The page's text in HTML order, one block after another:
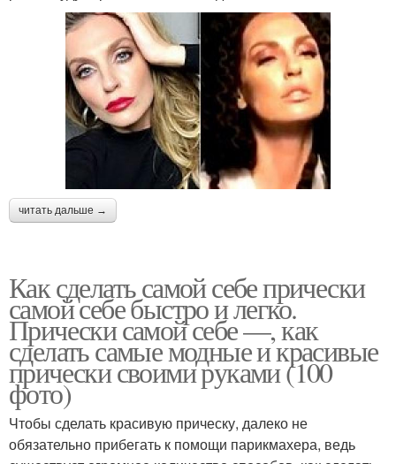
читать дальше →
Как сделать самой себе прически
самой себе быстро и легко.
Прически самой себе —, как
сделать самые модные и красивые
прически своими руками (100
фото)
Чтобы сделать красивую прическу, далеко не
обязательно прибегать к помощи парикмахера, ведь